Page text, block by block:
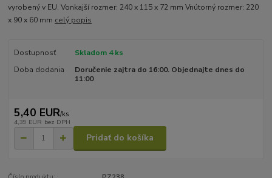
vyrobený v EU. Vonkajší rozmer: 240 x 115 x 72 mm Vnútorný rozmer: 220
x 90 x 60 mm celý popis
Dostupnosť
Skladom 4 ks
Doba dodania
Doručenie zajtra do 16:00. Objednajte dnes do
11:00
5,40 EUR/ks
4,39 EUR bez DPH
Pridať do košíka